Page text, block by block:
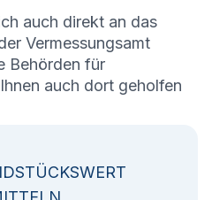
auch direkt an das
Vermessungsamt
Behörden für
auch dort geholfen